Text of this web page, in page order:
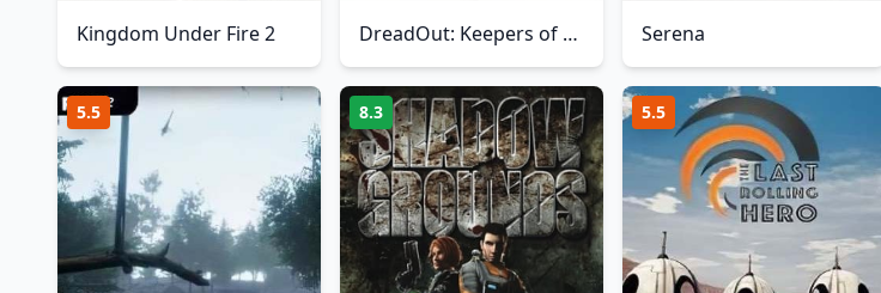
Kingdom Under Fire 2 DreadOut: Keepers of The Dark Serena
5.5 8.3 5.5